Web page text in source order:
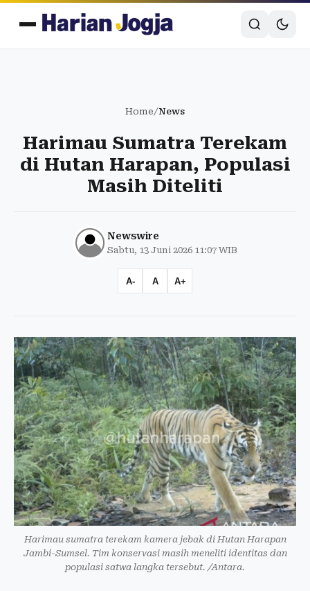
Home/News
Harimau Sumatra Terekam
di Hutan Harapan, Populasi
Masih Diteliti
Newswire
Sabtu, 13 Juni 2026 11:07 WIB
A- A A+
Harimau sumatra terekam kamera jebak di Hutan Harapan
Jambi-Sumsel. Tim konservasi masih meneliti identitas dan
populasi satwa langka tersebut. /Antara.